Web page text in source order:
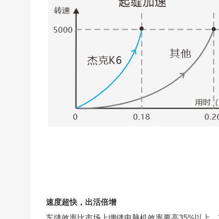
速度超快，出活倍增